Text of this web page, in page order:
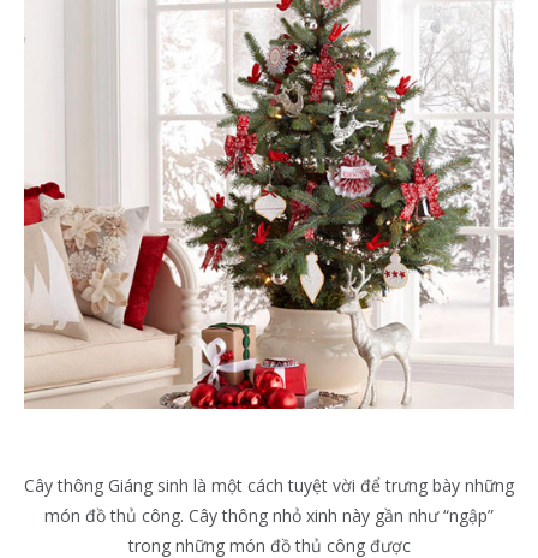
Cây thông Giáng sinh là một cách tuyệt vời để trưng bày những
món đồ thủ công. Cây thông nhỏ xinh này gần như “ngập”
trong những món đồ thủ công được